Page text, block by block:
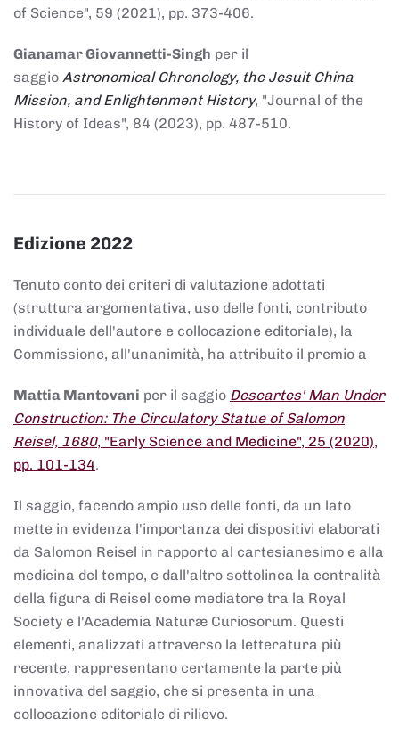
of Science", 59 (2021), pp. 373-406.
Gianamar Giovannetti-Singh per il
saggio Astronomical Chronology, the Jesuit China
Mission, and Enlightenment History, "Journal of the
History of Ideas", 84 (2023), pp. 487-510.
Edizione 2022
Tenuto conto dei criteri di valutazione adottati
(struttura argomentativa, uso delle fonti, contributo
individuale dell'autore e collocazione editoriale), la
Commissione, all'unanimità, ha attribuito il premio a
Mattia Mantovani per il saggio Descartes' Man Under
Construction: The Circulatory Statue of Salomon
Reisel, 1680, "Early Science and Medicine", 25 (2020),
pp. 101-134.
Il saggio, facendo ampio uso delle fonti, da un lato
mette in evidenza l'importanza dei dispositivi elaborati
da Salomon Reisel in rapporto al cartesianesimo e alla
medicina del tempo, e dall'altro sottolinea la centralità
della figura di Reisel come mediatore tra la Royal
Society e l'Academia Naturæ Curiosorum. Questi
elementi, analizzati attraverso la letteratura più
recente, rappresentano certamente la parte più
innovativa del saggio, che si presenta in una
collocazione editoriale di rilievo.